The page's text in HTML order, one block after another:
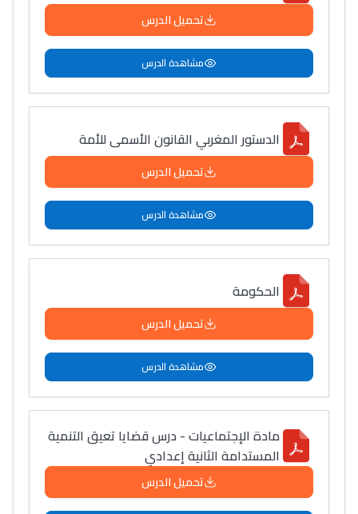
تحميل الدرس
مشاهدة الدرس
الدستور المغربي القانون الأسمى للأمة
تحميل الدرس
مشاهدة الدرس
الحكومة
تحميل الدرس
مشاهدة الدرس
مادة الإجتماعيات - درس قضايا تعيق التنمية
المستدامة الثانية إعدادي
تحميل الدرس